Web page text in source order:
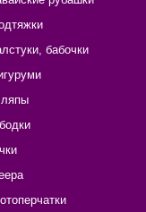
бабочки